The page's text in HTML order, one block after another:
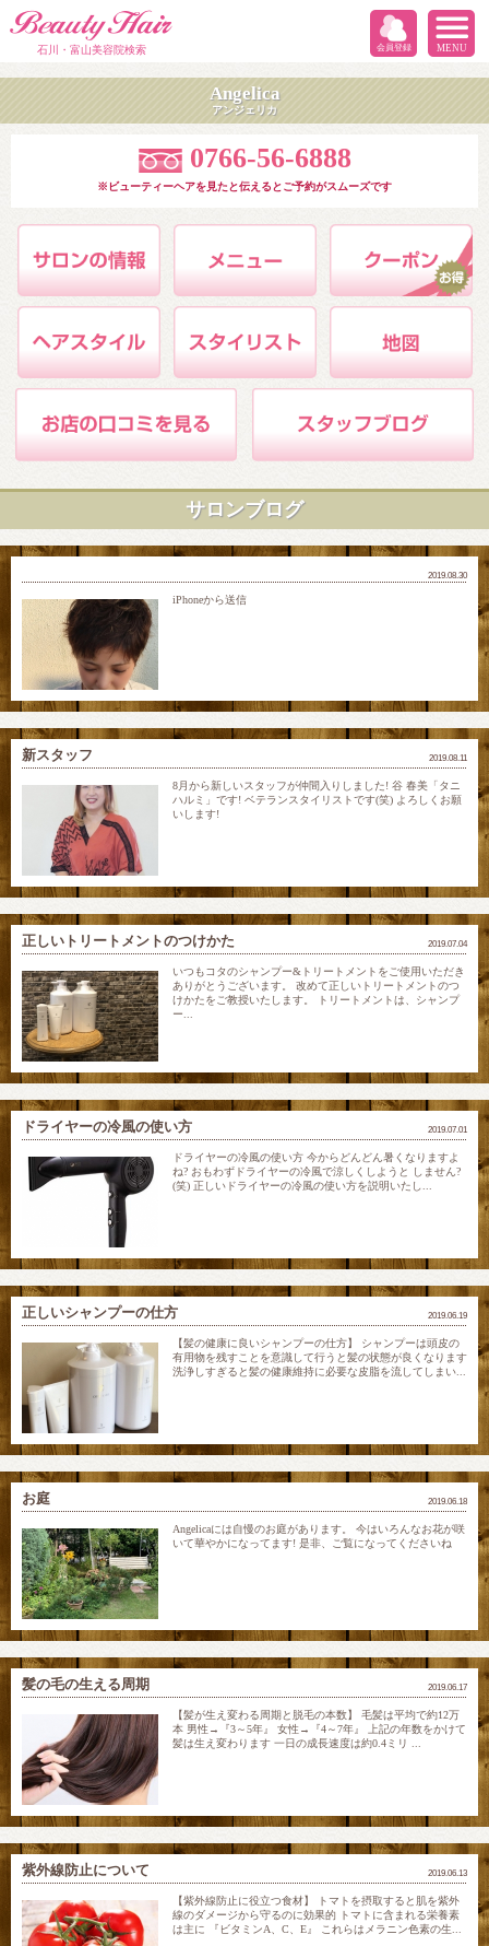
石川・富山美容院検索 MENU
会員登録
Angelica
アンジェリカ
0766-56-6888
※ビューティーヘアを見たと伝えるとご予約がスムーズです
サロンブログ
2019.08.30
iPhoneから送信
2019.08.11
新スタッフ
8月から新しいスタッフが仲間入りしました! 谷 春美「タニ
ハルミ」です! ベテランスタイリストです(笑) よろしくお願
いします!
2019.07.04
正しいトリートメントのつけかた
いつもコタのシャンプー&トリートメントをご使用いただき
ありがとうございます。 改めて正しいトリートメントのつ
けかたをご教授いたします。 トリートメントは、シャンプ
ー...
2019.07.01
ドライヤーの冷風の使い方
ドライヤーの冷風の使い方 今からどんどん暑くなりますよ
ね? おもわずドライヤーの冷風で涼しくしようと しません?
(笑) 正しいドライヤーの冷風の使い方を説明いたし...
2019.06.19
正しいシャンプーの仕方
【髪の健康に良いシャンプーの仕方】 シャンプーは頭皮の
有用物を残すことを意識して行うと髪の状態が良くなります
洗浄しすぎると髪の健康維持に必要な皮脂を流してしまい...
2019.06.18
お庭
Angelicaには自慢のお庭があります。 今はいろんなお花が咲
いて華やかになってます! 是非、ご覧になってくださいね
2019.06.17
髪の毛の生える周期
【髪が生え変わる周期と脱毛の本数】 毛髪は平均で約12万
本 男性→『3～5年』 女性→『4～7年』 上記の年数をかけて
髪は生え変わります 一日の成長速度は約0.4ミリ ...
2019.06.13
紫外線防止について
【紫外線防止に役立つ食材】 トマトを摂取すると肌を紫外
線のダメージから守るのに効果的 トマトに含まれる栄養素
は主に 『ビタミンA、C、E』 これらはメラニン色素の生...